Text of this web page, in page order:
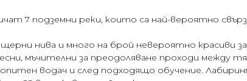
7 подземни реки, които са най-вероятно
нива и много на брой невероятно красиви
мъчителни за преодоляване проходи
опитен водач и след подходящо обучение.